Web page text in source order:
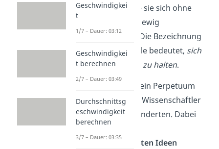
versetzen, würde sie sich ohne
weiteren Antrieb ewig
weiterbewegen. Die Bezeichnung
Perpetuum Mobile bedeutet, sich
selbst am Laufen zu halten.
Der Gedanke an ein Perpetuum
Mobile fasziniert Wissenschaftler
seit vielen Jahrhunderten. Dabei
sind sie auf die
unterschiedlichsten Ideen
Geschwindigkei
t
1/7 – Dauer: 03:12
Geschwindigkei
t berechnen
2/7 – Dauer: 03:49
Durchschnittsg
eschwindigkeit
berechnen
3/7 – Dauer: 03:35